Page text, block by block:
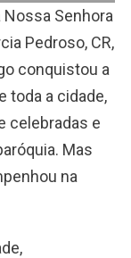
Senhora
Pedroso, CR,
conquistou a
toda a cidade,
celebradas e
Mas
na